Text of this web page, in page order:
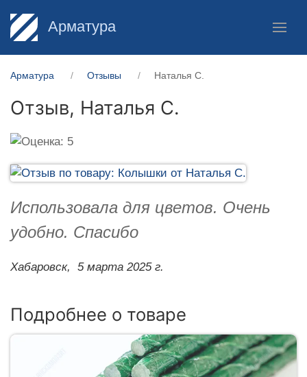
Арматура
Арматура Отзывы Наталья С.
Отзыв, Наталья С.
Использовала для цветов. Очень
удобно. Спасибо
Хабаровск, 5 марта 2025 г.
Подробнее о товаре